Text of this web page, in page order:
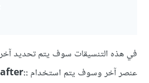
في هذه التنسيقات سوف يتم تحديد
عنصر آخر وسوف يتم استخدام::after